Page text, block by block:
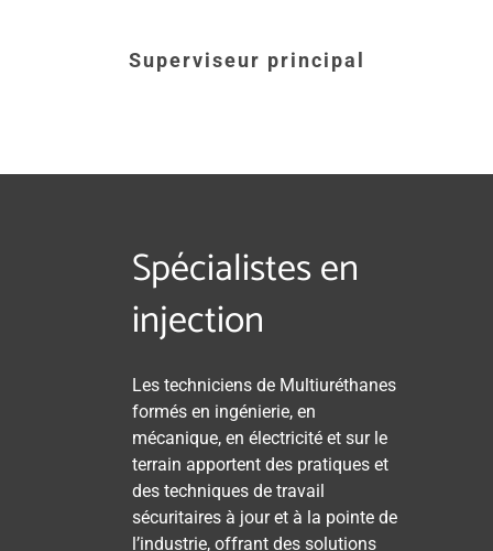
Superviseur principal
Spécialistes en
injection
Les techniciens de Multiuréthanes
formés en ingénierie, en
mécanique, en électricité et sur le
terrain apportent des pratiques et
des techniques de travail
sécuritaires à jour et à la pointe de
l’industrie, offrant des solutions